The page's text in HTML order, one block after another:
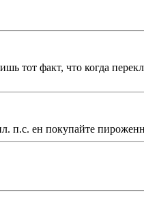
тот факт, что когда
п.с. ен покупайте